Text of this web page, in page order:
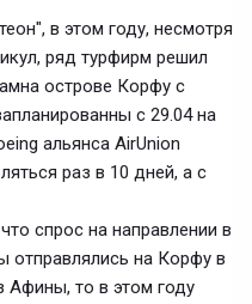
в этом году, несмотря
ряд турфирм решил
острове Корфу с
с 29.04 на
альянса AirUnion
раз в 10 дней, а с
спрос на направлении в
отправлялись на Корфу в
Афины, то в этом году